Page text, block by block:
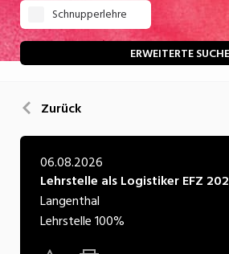
Gesundheit/Pflege/Soziales
Handwerk/Technik
Kultur
Natur
Verkehr/Logistik
Wirtschaft/Verwaltung
Schnupperlehre
ERWEITERTE SUCHE
Zurück
06.08.2026
Lehrstelle als Logistiker EFZ
Langenthal
Lehrstelle100%